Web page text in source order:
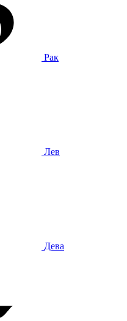
Рак
Лев
Дева